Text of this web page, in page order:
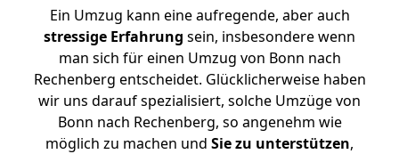
Ein Umzug kann eine aufregende, aber auch
stressige Erfahrung sein, insbesondere wenn
man sich für einen Umzug von Bonn nach
Rechenberg entscheidet. Glücklicherweise haben
wir uns darauf spezialisiert, solche Umzüge von
Bonn nach Rechenberg, so angenehm wie
möglich zu machen und Sie zu unterstützen,